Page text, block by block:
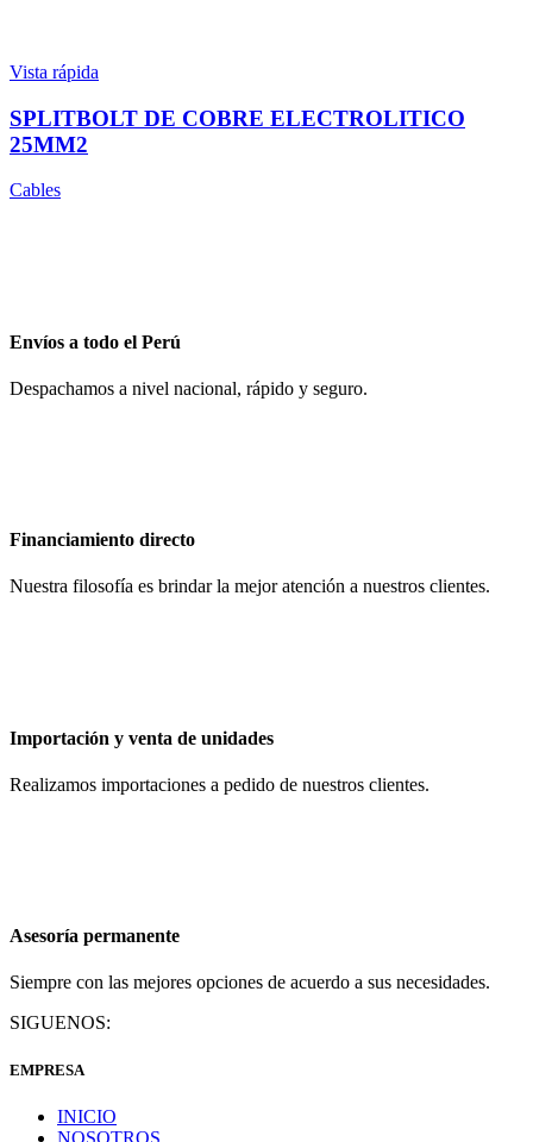
Vista rápida
SPLITBOLT DE COBRE ELECTROLITICO
25MM2
Cables
Envíos a todo el Perú
Despachamos a nivel nacional, rápido y seguro.
Financiamiento directo
Nuestra filosofía es brindar la mejor atención a nuestros clientes.
Importación y venta de unidades
Realizamos importaciones a pedido de nuestros clientes.
Asesoría permanente
Siempre con las mejores opciones de acuerdo a sus necesidades.
SIGUENOS:
EMPRESA
INICIO
NOSOTROS